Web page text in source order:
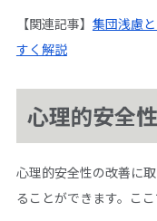
【関連記事】 集団浅慮
すく解説
心理的安全
心理的安全性の改善に
ることができます。こ